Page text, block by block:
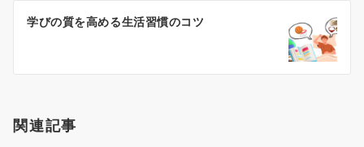
ン
学びの質を高める生活習慣のコツ
関連記事